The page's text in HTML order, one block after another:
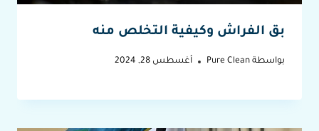
بق الفراش وكيفية التخلص منه
بواسطة Pure Clean أغسطس 28, 2024